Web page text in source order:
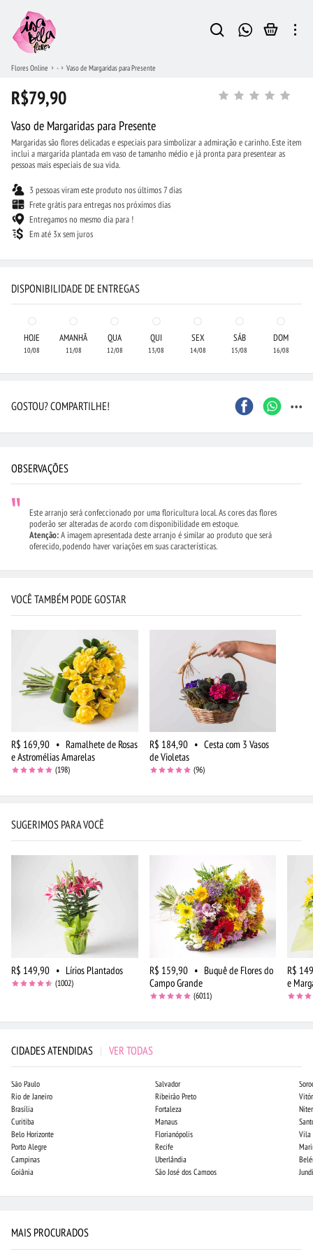
Flores Online - Vaso de Margaridas para Presente
R$79,90
Vaso de Margaridas para Presente
Margaridas são flores delicadas e especiais para simbolizar a admiração e carinho. Este item
inclui a margarida plantada em vaso de tamanho médio e já pronta para presentear as
pessoas mais especiais de sua vida.
3 pessoas viram este produto nos últimos 7 dias
Frete grátis para entregas nos próximos dias
Entregamos no mesmo dia para !
Em até 3x sem juros
DISPONIBILIDADE DE ENTREGAS
HOJE
10/08
AMANHÃ
11/08
QUA
12/08
QUI
13/08
SEX
14/08
SÁB
15/08
DOM
16/08
GOSTOU? COMPARTILHE! ...
OBSERVAÇÕES
Este arranjo será confeccionado por uma floricultura local. As cores das flores
poderão ser alteradas de acordo com disponibilidade em estoque.
Atenção:A imagem apresentada deste arranjo é similar ao produto que será
oferecido, podendo haver variações em suas características.
VOCÊ TAMBÉM PODE GOSTAR
R$ 169,90 • Ramalhete de Rosas
e Astromélias Amarelas
(198)
R$ 184,90 • Cesta com 3 Vasos
de Violetas
(96)
SUGERIMOS PARA VOCÊ
R$ 149,90 • Lírios Plantados
(1002)
R$ 159,90 • Buquê de Flores do
Campo Grande
(6011)
R$
e
CIDADES ATENDIDAS | VER TODAS
São Paulo
Rio de Janeiro
Brasília
Curitiba
Belo Horizonte
Porto Alegre
Campinas
Goiânia
Salvador
Ribeirão Preto
Fortaleza
Manaus
Florianópolis
Recife
Uberlândia
São José dos Campos
Vila
MAIS PROCURADOS